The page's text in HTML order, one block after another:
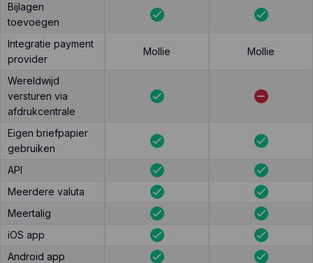
Bijlagen
toevoegen
Integratie payment
provider
Mollie Mollie
Wereldwijd
versturen via
afdrukcentrale
Eigen briefpapier
gebruiken
API
Meerdere valuta
Meertalig
iOS app
Android app